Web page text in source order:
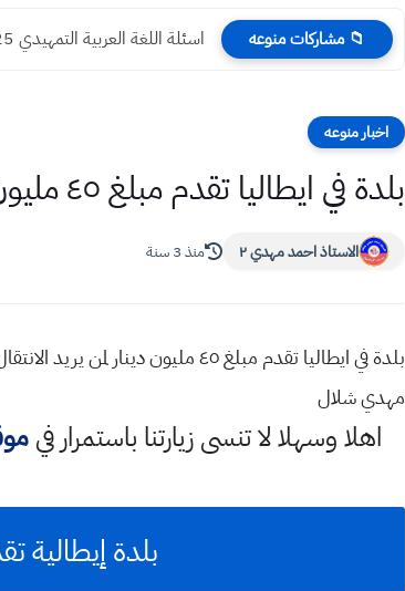
📁 مشاركات منوعه اسئلة اللغة العربية التمهيدي 2025 السادس الفرع المهني
اخبار منوعه
بلدة في ايطاليا تقدم مبلغ ٤٥ مليون دينار لمن يريد الانتقال والسكن اليها
الاستاذ احمد مهدي ٢ منذ 3 سنة
بلدة في ايطاليا تقدم مبلغ ٤٥
مهدي شلال
اهلا وسهلالا تنسى زيارتنا باستمرار في
بلدة إيطالية تقدم 30 ألف دولار لمن يريد